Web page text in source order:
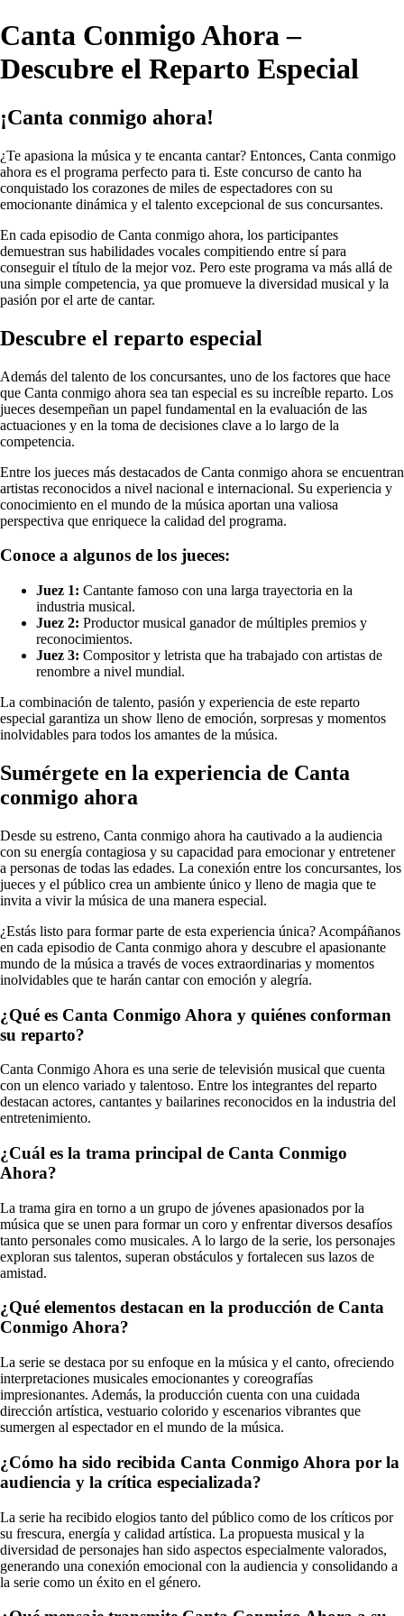
Canta Conmigo Ahora –
Descubre el Reparto Especial
¡Canta conmigo ahora!
¿Te apasiona la música y te encanta cantar? Entonces, Canta conmigo
ahora es el programa perfecto para ti. Este concurso de canto ha
conquistado los corazones de miles de espectadores con su
emocionante dinámica y el talento excepcional de sus concursantes.
En cada episodio de Canta conmigo ahora, los participantes
demuestran sus habilidades vocales compitiendo entre sí para
conseguir el título de la mejor voz. Pero este programa va más allá de
una simple competencia, ya que promueve la diversidad musical y la
pasión por el arte de cantar.
Descubre el reparto especial
Además del talento de los concursantes, uno de los factores que hace
que Canta conmigo ahora sea tan especial es su increíble reparto. Los
jueces desempeñan un papel fundamental en la evaluación de las
actuaciones y en la toma de decisiones clave a lo largo de la
competencia.
Entre los jueces más destacados de Canta conmigo ahora se encuentran
artistas reconocidos a nivel nacional e internacional. Su experiencia y
conocimiento en el mundo de la música aportan una valiosa
perspectiva que enriquece la calidad del programa.
Conoce a algunos de los jueces:
Juez 1: Cantante famoso con una larga trayectoria en la
industria musical.
Juez 2: Productor musical ganador de múltiples premios y
reconocimientos.
Juez 3: Compositor y letrista que ha trabajado con artistas de
renombre a nivel mundial.
La combinación de talento, pasión y experiencia de este reparto
especial garantiza un show lleno de emoción, sorpresas y momentos
inolvidables para todos los amantes de la música.
Sumérgete en la experiencia de Canta
conmigo ahora
Desde su estreno, Canta conmigo ahora ha cautivado a la audiencia
con su energía contagiosa y su capacidad para emocionar y entretener
a personas de todas las edades. La conexión entre los concursantes, los
jueces y el público crea un ambiente único y lleno de magia que te
invita a vivir la música de una manera especial.
¿Estás listo para formar parte de esta experiencia única? Acompáñanos
en cada episodio de Canta conmigo ahora y descubre el apasionante
mundo de la música a través de voces extraordinarias y momentos
inolvidables que te harán cantar con emoción y alegría.
¿Qué es Canta Conmigo Ahora y quiénes conforman
su reparto?
Canta Conmigo Ahora es una serie de televisión musical que cuenta
con un elenco variado y talentoso. Entre los integrantes del reparto
destacan actores, cantantes y bailarines reconocidos en la industria del
entretenimiento.
¿Cuál es la trama principal de Canta Conmigo
Ahora?
La trama gira en torno a un grupo de jóvenes apasionados por la
música que se unen para formar un coro y enfrentar diversos desafíos
tanto personales como musicales. A lo largo de la serie, los personajes
exploran sus talentos, superan obstáculos y fortalecen sus lazos de
amistad.
¿Qué elementos destacan en la producción de Canta
Conmigo Ahora?
La serie se destaca por su enfoque en la música y el canto, ofreciendo
interpretaciones musicales emocionantes y coreografías
impresionantes. Además, la producción cuenta con una cuidada
dirección artística, vestuario colorido y escenarios vibrantes que
sumergen al espectador en el mundo de la música.
¿Cómo ha sido recibida Canta Conmigo Ahora por la
audiencia y la crítica especializada?
La serie ha recibido elogios tanto del público como de los críticos por
su frescura, energía y calidad artística. La propuesta musical y la
diversidad de personajes han sido aspectos especialmente valorados,
generando una conexión emocional con la audiencia y consolidando a
la serie como un éxito en el género.